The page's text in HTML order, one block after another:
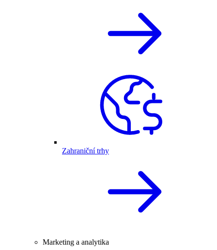
Zahraniční trhy
Marketing a analytika